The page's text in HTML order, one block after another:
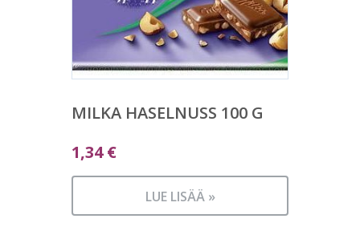
MILKA HASELNUSS 100 G
1,34€
LUE LISÄÄ »